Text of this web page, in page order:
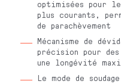
optimisées pour
plus courants,
de parachèvement
Mécanisme de
précision pour
une longévité
Le mode de